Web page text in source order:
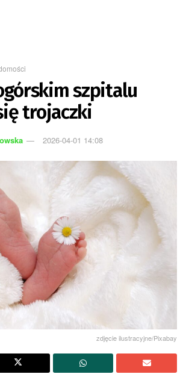
szpitalu
trojaczki
2026-04-01 14:08
zdjęcie ilustracyjne/Pixabay